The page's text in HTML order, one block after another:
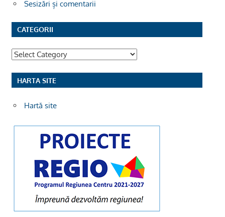
Sesizări și comentarii
CATEGORII
Categorii
HARTA SITE
Hartă site